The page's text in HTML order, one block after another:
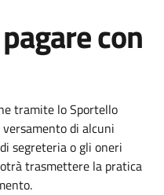
con
tramite lo Sportello
di alcuni
segreteria o gli oneri
trasmettere la pratica